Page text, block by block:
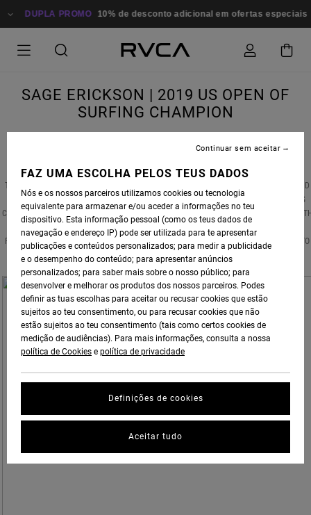
DUPLA PROMO 10% de desconto adicional em ofertas especiais
SAGE ERICKSON | 2019 US OPEN OF
SURFING CHAMPION
THIS PAST WEEKEND, RVCA WOMEN'S AND SURF ADVOCATE
DOMINATED
THE WOMEN'S DIVISION OF THE 2019 US OPEN OF SURFING, TAKING DOWN DEFENDING
CHAMPION COURTNEY CONLOGUE AND CLAIMING THE TITLE FOR THE SECOND TIME.
ONE OF THE DAY'S BEST PERFORMANCES -- A WHOPPING 15.43 HEAT TOTAL -- SAGE
PROVED YET AGAIN THAT HER DETERMINATION AND SKILL ARE ENOUGH TO TAKE HER TO
THE TOP.
FAZ UMA ESCOLHA PELOS TEUS DADOS
Nós e os nossos parceiros utilizamos cookies ou tecnologia
equivalente para armazenar e/ou aceder a informações no teu
dispositivo. Esta informação pessoal (como os teus dados de
navegação e endereço IP) pode ser utilizada para te apresentar
publicações e conteúdos personalizados; para medir a publicidade
e o desempenho do conteúdo; para apresentar anúncios
personalizados; para saber mais sobre o nosso público; para
desenvolver e melhorar os produtos dos nossos parceiros. Podes
definir as tuas escolhas para aceitar ou recusar cookies que estão
sujeitos ao teu consentimento, ou para recusar cookies que não
estão sujeitos ao teu consentimento (tais como certos cookies de
medição de audiências). Para mais informações, consulta a nossa
política de Cookies e política de privacidade
Definições de cookies
Continuar sem aceitar
Aceitar tudo